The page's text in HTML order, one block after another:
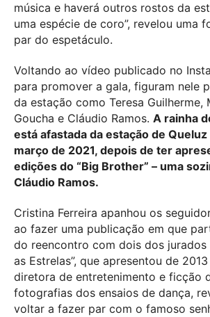
música e haverá outros rostos da
uma espécie de coro”, revelou uma
par do espetáculo.
Voltando ao vídeo publicado no
para promover a gala, figuram nele
da estação como Teresa Guilherme,
Goucha e Cláudio Ramos. A rainha
está afastada da estação de
março de 2021, depois de ter
edições do “Big Brother” – uma
Cláudio Ramos.
Cristina Ferreira apanhou os
ao fazer uma publicação em que
do reencontro com dois dos jurados
as Estrelas”, que apresentou de
diretora de entretenimento e ficção
fotografias dos ensaios de dança,
voltar a fazer par com o famoso